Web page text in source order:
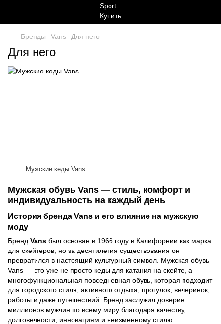
Бренды Vans Для него
Для него
Мужская обувь Vans — стиль, комфорт и
индивидуальность на каждый день
История бренда Vans и его влияние на мужскую
моду
Бренд Vans был основан в 1966 году в Калифорнии как марка
для скейтеров, но за десятилетия существования он
превратился в настоящий культурный символ. Мужская обувь
Vans — это уже не просто кеды для катания на скейте, а
многофункциональная повседневная обувь, которая подходит
для городского стиля, активного отдыха, прогулок, вечеринок,
работы и даже путешествий. Бренд заслужил доверие
миллионов мужчин по всему миру благодаря качеству,
долговечности, инновациям и неизменному стилю.
Мужские кеды Vans